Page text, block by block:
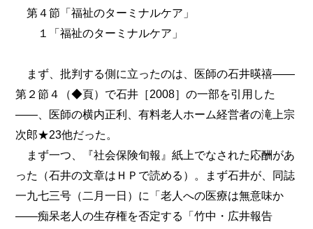
第４節「福祉のターミナルケア」
１「福祉のターミナルケア」
まず、批判する側に立ったのは、医師の石井暎禧――
第２節４（◆頁）で石井［2008］の一部を引用した
――、医師の横内正利、有料老人ホーム経営者の滝上宗
次郎★23他だった。
まず一つ、『社会保険旬報』紙上でなされた応酬があ
った（石井の文章はＨＰで読める）。まず石井が、同誌
一九七三号（二月一日）に「老人への医療は無意味か
――痴呆老人の生存権を否定する「竹中・広井報告